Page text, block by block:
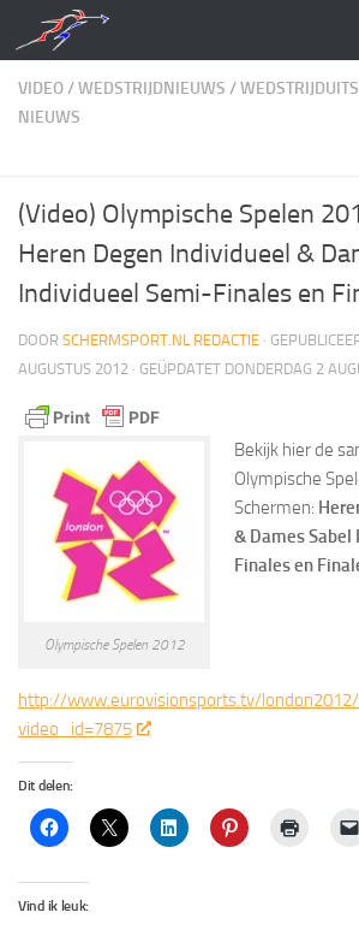
Doorgaan naar inhoud
VIDEO/WEDSTRIJDNIEUWS /
NIEUWS
(Video) Olympische Spelen
Heren Degen Individueel &
Individueel Semi-Finales en
DOOR SCHERMSPORT.NL REDACTIE ·
AUGUSTUS 2012 · GEÜPDATET DONDERDAG 2
Olympische Spelen 2012
Bekijk hier de
Olympische
Schermen:
& Dames
Finales en
http://www.eurovisionsports.tv/
video_id=7875
Dit delen:
Vind ik leuk: